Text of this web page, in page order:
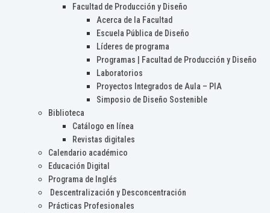
Facultad de Producción y Diseño
Acerca de la Facultad
Escuela Pública de Diseño
Líderes de programa
Programas | Facultad de Producción y Diseño
Laboratorios
Proyectos Integrados de Aula – PIA
Simposio de Diseño Sostenible
Biblioteca
Catálogo en línea
Revistas digitales
Calendario académico
Educación Digital
Programa de Inglés
Descentralización y Desconcentración
Prácticas Profesionales